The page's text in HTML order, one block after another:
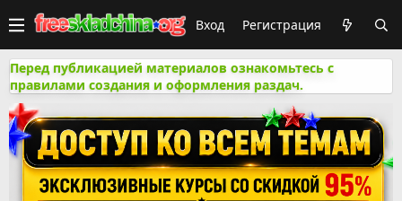
Вход Регистрация
Перед публикацией материалов ознакомьтесь с
правилами создания и оформления раздач.